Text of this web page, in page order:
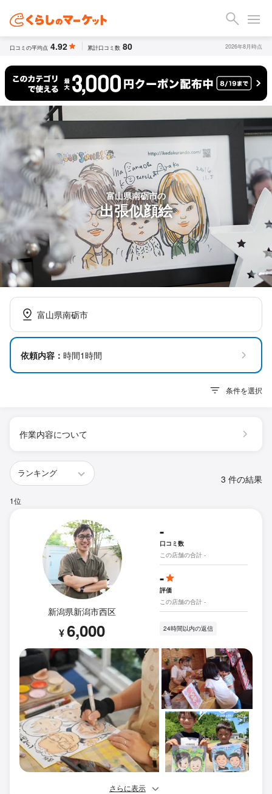
口コミの平均点 4.92 累計口コミ数 80 2026年8月時点
富山県南砺市の
出張似顔絵
富山県南砺市
依頼内容： 時間1時間
条件を選択
作業内容について
3 件の結果
1位
新潟県新潟市西区
¥6,000
-
口コミ数
この店舗の合計 -
-
評価
この店舗の合計 -
24時間以内の返信
さらに表示